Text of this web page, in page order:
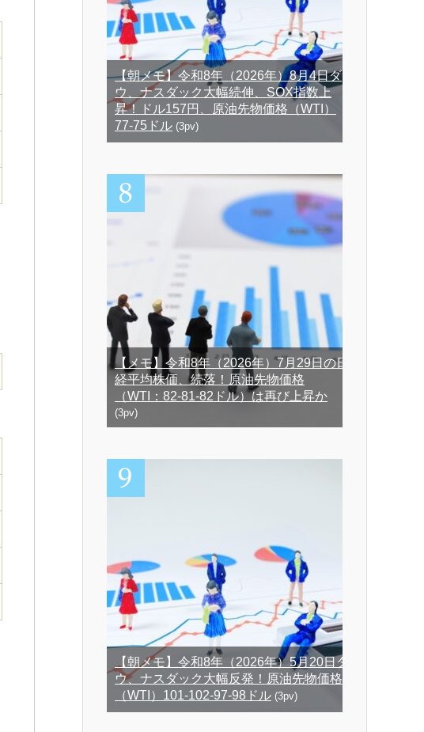
【朝メモ】令和8年（2026年）8月4日ダ
ウ、ナスダック大幅続伸、SOX指数上
昇！ドル157円、原油先物価格（WTI）
77-75ドル (3pv)
【メモ】令和8年（2026年）7月29日の日
経平均株価、続落！原油先物価格
（WTI：82-81-82ドル）は再び上昇か
(3pv)
【朝メモ】令和8年（2026年）5月20日ダ
ウ、ナスダック大幅反発！原油先物価格
（WTI）101-102-97-98ドル (3pv)